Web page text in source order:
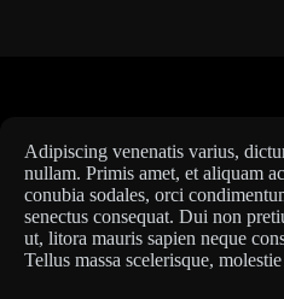
Adipiscing venenatis varius,
nullam. Primis amet, et aliquam
conubia sodales, orci
senectus consequat. Dui non
ut, litora mauris sapien neque
Tellus massa scelerisque,